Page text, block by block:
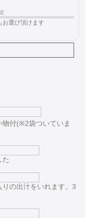
お選び頂けます
物付(※2袋ついていま
た
の出汁をいれます。3